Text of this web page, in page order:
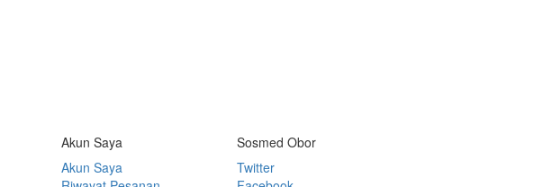
Akun Saya
Akun Saya
Sosmed Obor
Twitter